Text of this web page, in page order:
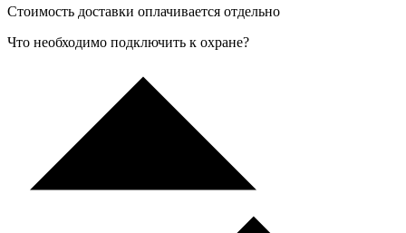
Стоимость доставки оплачивается отдельно
Что необходимо подключить к охране?